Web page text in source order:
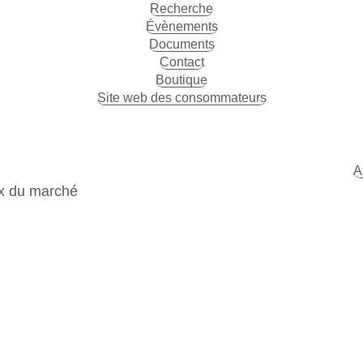
Recherche
Évènements
Documents
Contact
Boutique
Site web des consommateurs
du marché